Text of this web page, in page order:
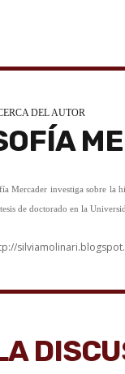
DEL AUTOR
Mercader investiga sobre la
de doctorado en la